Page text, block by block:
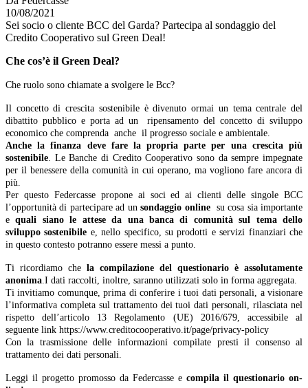
10/08/2021
Sei socio o cliente BCC del Garda? Partecipa al sondaggio del
Credito Cooperativo sul Green Deal!
Che cos’è il Green Deal?
Che ruolo sono chiamate a svolgere le Bcc?
Il concetto di crescita sostenibile è divenuto ormai un tema centrale del
dibattito pubblico e porta ad un ripensamento del concetto di sviluppo
economico che comprenda anche il progresso sociale e ambientale.
Anche la finanza deve fare la propria parte per una crescita più
sostenibile. Le Banche di Credito Cooperativo sono da sempre impegnate
per il benessere della comunità in cui operano, ma vogliono fare ancora di
più.
Per questo Federcasse propone ai soci ed ai clienti delle singole BCC
l’opportunità di partecipare ad unsondaggio online su cosa sia importante
equali siano le attese da una banca di comunità sul tema dello
sviluppo sostenibile e, nello specifico, su prodotti e servizi finanziari che
in questo contesto potranno essere messi a punto.
Ti ricordiamo che la compilazione del questionario è assolutamente
anonima.I dati raccolti, inoltre, saranno utilizzati solo in forma aggregata.
Ti invitiamo comunque, prima di conferire i tuoi dati personali, a visionare
l’informativa completa sul trattamento dei tuoi dati personali, rilasciata nel
rispetto dell’articolo 13 Regolamento (UE) 2016/679, accessibile al
seguente link https://www.creditocooperativo.it/page/privacy-policy
Con la trasmissione delle informazioni compilate presti il consenso al
trattamento dei dati personali.
Leggi il progetto promosso da Federcasse e compila il questionario on-